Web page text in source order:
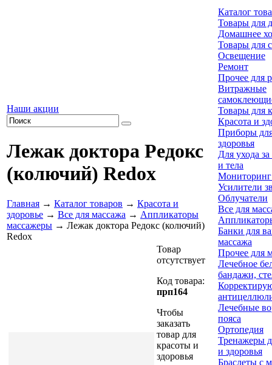
Наши акции
Лежак доктора Редокс
(колючий) Redox
Главная → Каталог товаров → Красота и
здоровье → Все для массажа → Аппликаторы
массажеры → Лежак доктора Редокс (колючий)
Redox
Товар
отсутствует
Код товара:
прп164
Чтобы
заказать
товар для
красоты и
здоровья
Каталог
Товары для
Домашнее
Товары для
Освещение
Ремонт
Прочее для
Витражные
Товары для
Красота и
Приборы
здоровья
Для ухода
и тела
Мониторинг
Усилители
Облучатели
Все для
Банки для
массажа
Прочее для
Лечебное
бандажи,
Лечебные
пояса
Ортопедия
Тренажеры
и здоровья
Браслеты с